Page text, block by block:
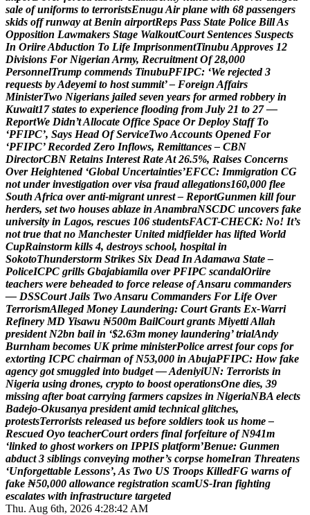
sale of uniforms to terroristsEnuguAir plane with 68 passengers
skids off runway at Benin airportReps Pass State Police BillAs
Opposition Lawmakers Stage WalkoutCourt Sentences Suspects
In OriireAbduction To Life ImprisonmentTinubuApproves 12
Divisions For Nigerian Army, Recruitment Of 28,000
PersonnelTrump commends TinubuPFIPC: ‘We rejected 3
requests byAdeyemi to host summit’ – Foreign Affairs
MinisterTwo Nigerians jailed seven years for armed robbery in
Kuwait17 states to experience flooding from July 21 to 27 —
ReportWe Didn’tAllocate Office Space Or Deploy Staff To
‘PFIPC’, Says Head Of ServiceTwoAccounts Opened For
‘PFIPC’ Recorded Zero Inflows, Remittances – CBN
DirectorCBN Retains Interest RateAt 26.5%, Raises Concerns
Over Heightened ‘Global Uncertainties’EFCC: Immigration CG
not under investigation over visa fraud allegations160,000 flee
South Africa over anti-migrant unrest – ReportGunmen kill four
herders, set two houses ablaze in AnambraNSCDC uncovers fake
university in Lagos, rescues 106 studentsFACT-CHECK: No! It’s
not true that no Manchester United midfielder has lifted World
CupRainstorm kills 4, destroys school, hospital in
SokotoThunderstorm Strikes Six Dead In Adamawa State –
PoliceICPC grills Gbajabiamila over PFIPC scandalOriire
teachers were beheaded to force release ofAnsaru commanders
— DSSCourt Jails TwoAnsaru Commanders For Life Over
TerrorismAlleged Money Laundering: Court Grants Ex-Warri
Refinery MD Yisawu ₦500m BailCourt grants MiyettiAllah
president N2bn bail in ‘$2.63m money laundering’ trialAndy
Burnham becomes UK prime ministerPolice arrest four cops for
extorting ICPC chairman of N53,000 in AbujaPFIPC: How fake
agency got smuggled into budget —AdeniyiUN: Terrorists in
Nigeria using drones, crypto to boost operationsOne dies, 39
missing after boat carrying farmers capsizes in NigeriaNBA elects
Badejo-Okusanya president amid technical glitches,
protestsTerrorists released us before soldiers took us home –
Rescued Oyo teacherCourt orders final forfeiture of N941m
‘linked to ghost workers on IPPIS platform’Benue: Gunmen
abduct 3 siblings conveying mother’s corpse homeIran Threatens
‘Unforgettable Lessons’, As Two US Troops KilledFG warns of
fake ₦50,000 allowance registration scamUS-Iran fighting
escalates with infrastructure targeted
Thu. Aug 6th, 2026 4:28:43 AM